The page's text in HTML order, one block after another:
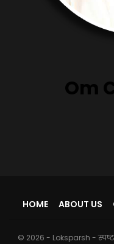
Om
HOME ABOUT US
© 2026 - Loksparsh -